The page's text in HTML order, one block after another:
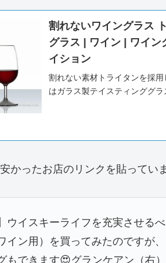
割れないワイングラス
グラス | ワイン | ワイン
イション
割れない素材トライタンを採
はガラス製テイスティンググ
かったお店のリンクを貼ってい
ウイスキーライフを充実させる
イン用）を買ってみたのですが
もできます😍グランケアン（右